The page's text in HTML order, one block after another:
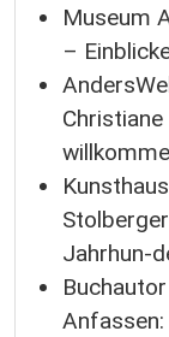
Museum
–
Jahrhun-
Anfassen: